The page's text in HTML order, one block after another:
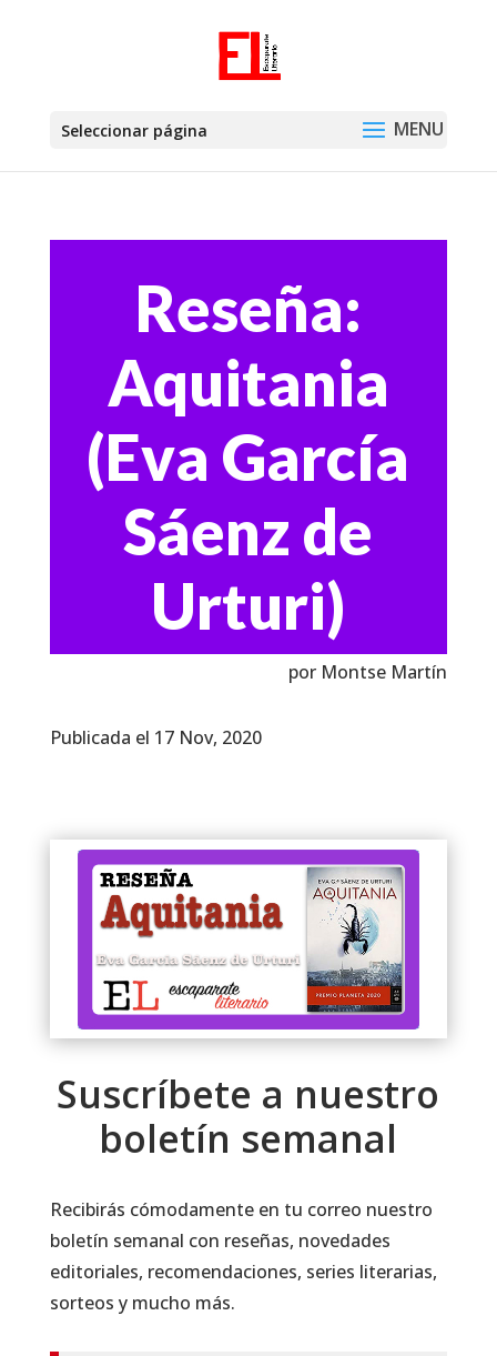
Seleccionar página
Reseña:
Aquitania
(Eva García
Sáenz de
Urturi)
por Montse Martín
Publicada el 17 Nov, 2020
Suscríbete a nuestro
boletín semanal
Recibirás cómodamente en tu correo nuestro
boletín semanal con reseñas, novedades
editoriales, recomendaciones, series literarias,
sorteos y mucho más.